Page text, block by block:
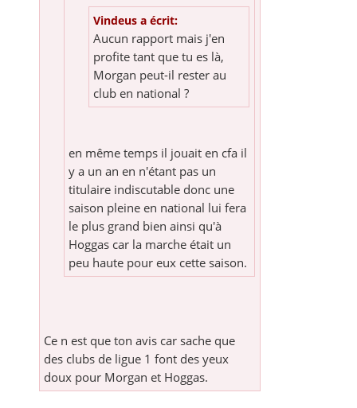
Vindeus a écrit:
Aucun rapport mais j'en
profite tant que tu es là,
Morgan peut-il rester au
club en national ?
en même temps il jouait en cfa il
y a un an en n'étant pas un
titulaire indiscutable donc une
saison pleine en national lui fera
le plus grand bien ainsi qu'à
Hoggas car la marche était un
peu haute pour eux cette saison.
Ce n est que ton avis car sache que
des clubs de ligue 1 font des yeux
doux pour Morgan et Hoggas.